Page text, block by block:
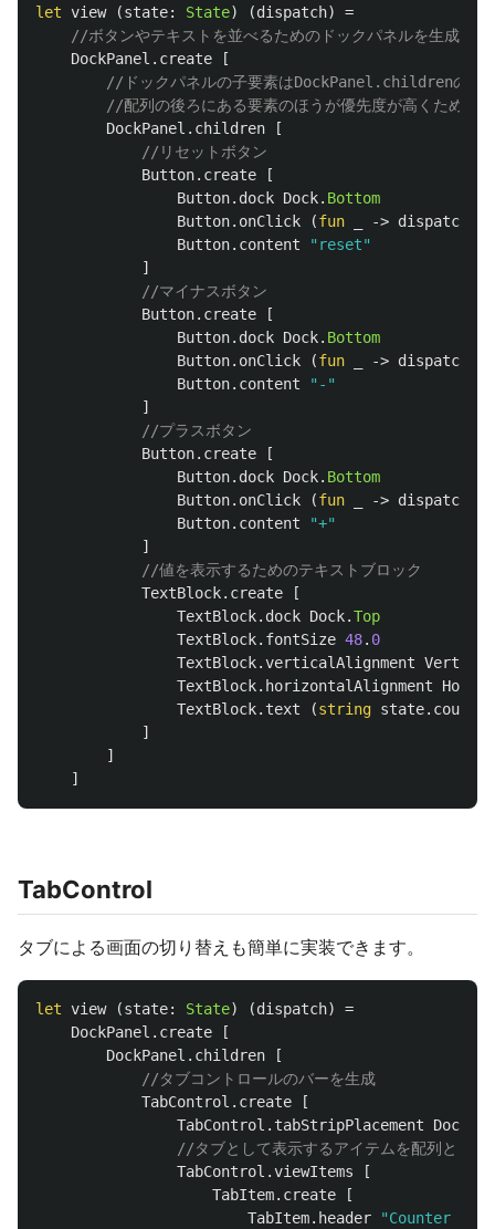
let view (state: State) (dispatch)
=
//ボタンやテキストを並べるためのドックパネルを生成
DockPanel . create
[
//ドックパネルの子要素はDockPanel.childrenの引
//配列の後ろにある要素のほうが優先度が高くため、
DockPanel . children
[
//リセットボタン
Button. create
[
Button. dock Dock. Bottom
Button. onClick (fun -> dispatch
Button. content
"reset"
]
//マイナスボタン
Button. create
[
Button. dock Dock. Bottom
Button. onClick (fun -> dispatch
Button. content
"-"
]
//プラスボタン
Button. create
[
Button. dock Dock. Bottom
Button. onClick (fun -> dispatch
Button. content
"+"
]
//値を表示するためのテキストブロック
TextBlock. create
[
TextBlock. dock Dock.Top
TextBlock. fontSize 48. 0
TextBlock.verticalAlignment
TextBlock. horizontalAlignment
TextBlock. text (string state. count
]
]
]
TabControl
タブによる画面の切り替えも簡単に実装できます。
let view (state: State) (dispatch)
=
DockPanel . create
[
DockPanel . children
[
//タブコントロールのバーを生成
TabControl . create
[
TabControl . tabStripPlacement Dock
//タブとして表示するアイテムを配列として
TabControl .viewItems
[
TabItem. create
[
TabItem. header "Counter